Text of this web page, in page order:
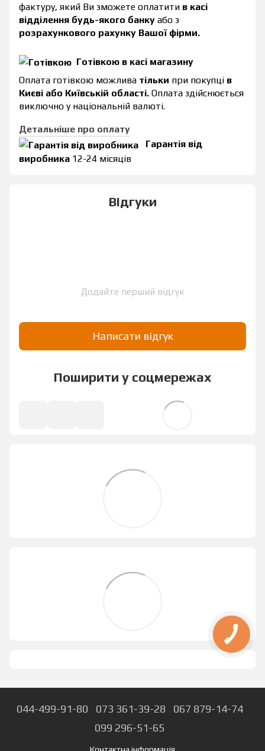
фактуру, який Ви зможете оплатити в касі
відділення будь-якого банку або з
розрахункового рахунку Вашої фірми.
Готівкою в касі магазину
Оплата готівкою можлива тільки при покупці в
Києві або Київській області. Оплата здійснюється
виключно у національній валюті.
Детальніше про оплату
Гарантія від
виробника 12-24 місяців
Відгуки
Додайте перший відгук
Написати відгук
Поширити у соцмережах
044-499-91-80 073 361-39-28
067 879-14-74
099 296-51-65